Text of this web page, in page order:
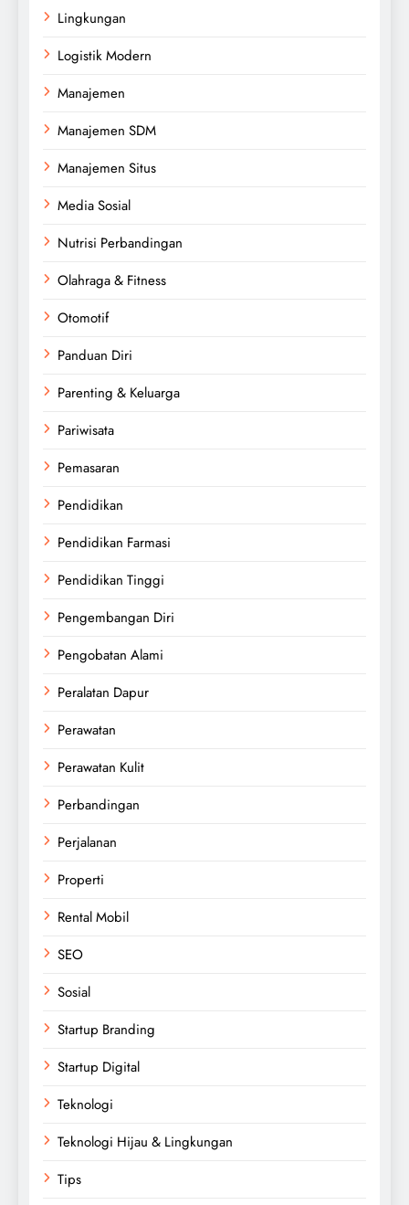
Lingkungan
Logistik Modern
Manajemen
Manajemen SDM
Manajemen Situs
Media Sosial
Nutrisi Perbandingan
Olahraga & Fitness
Otomotif
Panduan Diri
Parenting & Keluarga
Pariwisata
Pemasaran
Pendidikan
Pendidikan Farmasi
Pendidikan Tinggi
Pengembangan Diri
Pengobatan Alami
Peralatan Dapur
Perawatan
Perawatan Kulit
Perbandingan
Perjalanan
Properti
Rental Mobil
SEO
Sosial
Startup Branding
Startup Digital
Teknologi
Teknologi Hijau & Lingkungan
Tips